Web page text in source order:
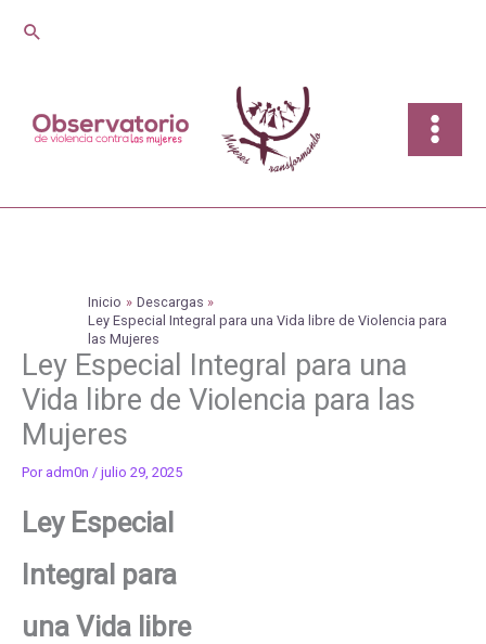
Buscar
Inicio
Descargas
Ley Especial Integral para una Vida libre de Violencia para
las Mujeres
Ley Especial Integral para una
Vida libre de Violencia para las
Mujeres
Por adm0n / julio 29, 2025
Ley Especial
Integral para
una Vida libre